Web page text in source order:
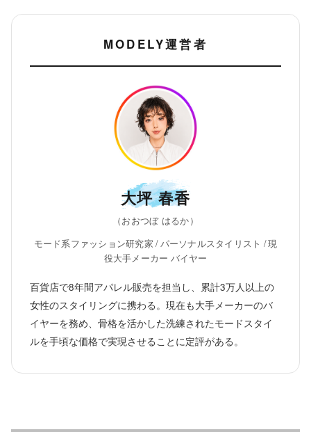
MODELY運営者
大坪 春香
（おおつぼ はるか）
モード系ファッション研究家 / パーソナルスタイリスト / 現
役大手メーカー バイヤー
百貨店で8年間アパレル販売を担当し、累計3万人以上の
女性のスタイリングに携わる。現在も大手メーカーのバ
イヤーを務め、骨格を活かした洗練されたモードスタイ
ルを手頃な価格で実現させることに定評がある。